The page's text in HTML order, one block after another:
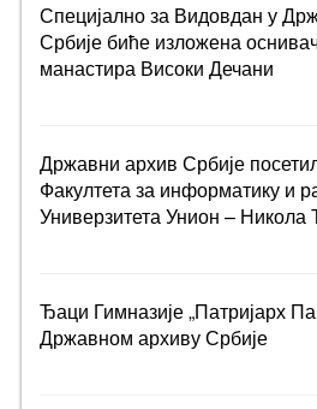
Специјално за Видовдан у
Србије биће изложена
манастира Високи Дечани
Државни архив Србије
Факултета за информатику и
Универзитета Унион – Никола
Ђаци Гимназије „Патријарх
Државном архиву Србије